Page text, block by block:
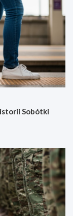
Sobótki